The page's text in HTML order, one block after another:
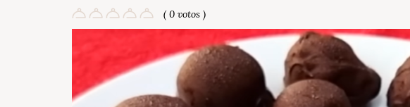
( 0 votos )